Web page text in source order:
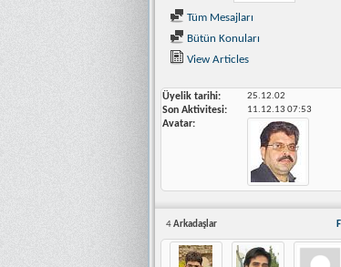
Tüm Mesajları
Bütün Konuları
View Articles
Üyelik tarihi 25.12.02
Son Aktivitesi 11.12.13 07:53
Avatar
4Arkadaşlar